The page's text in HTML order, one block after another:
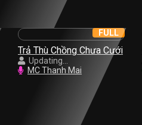
Trả Thù Chồng Chưa Cưới
Updating...
MC Thanh Mai
FULL